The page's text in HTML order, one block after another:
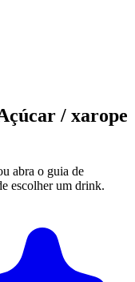
/ xarope
abra o guia de
escolher um drink.